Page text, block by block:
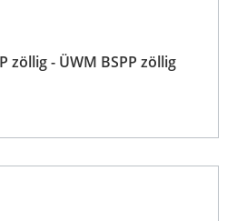
zöllig - ÜWM BSPP zöllig